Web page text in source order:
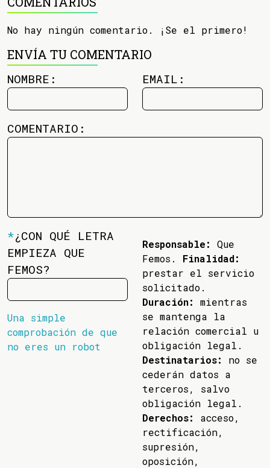
No hay ningún comentario. ¡Se el primero!
ENVÍA TU COMENTARIO
NOMBRE: EMAIL:
COMENTARIO:
*¿CON QUÉ LETRA
EMPIEZA QUE
FEMOS?
Una simple
comprobación de que
no eres un robot
Responsable:
Que
Femos. Finalidad:
prestar el servicio
solicitado.
Duración:
mientras
se mantenga la
relación comercial u
obligación legal.
Destinatarios:
no se
cederán datos a
terceros, salvo
obligación legal.
Derechos:
acceso,
rectificación,
supresión,
oposición,